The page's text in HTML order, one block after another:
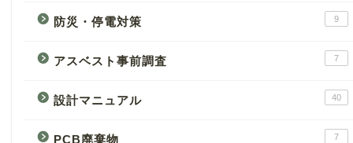
防災・停電対策 9
アスベスト事前調査 7
設計マニュアル 40
PCB廃棄物 7